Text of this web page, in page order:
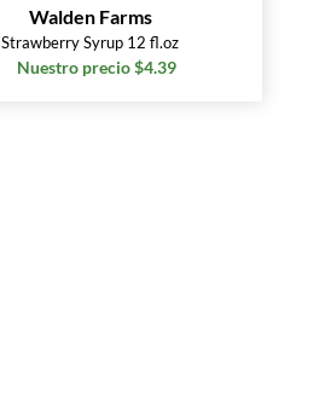
Walden Farms
Strawberry Syrup 12 fl.oz
Nuestro precio $4.39